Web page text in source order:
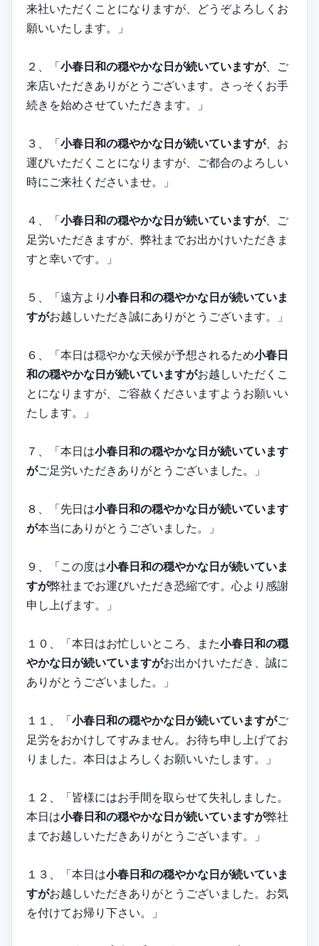
来社いただくことになりますが、どうぞよろしくお
願いいたします。」
２、「小春日和の穏やかな日が続いていますが、ご
来店いただきありがとうございます。さっそくお手
続きを始めさせていただきます。」
３、「小春日和の穏やかな日が続いていますが、お
運びいただくことになりますが、ご都合のよろしい
時にご来社くださいませ。」
４、「小春日和の穏やかな日が続いていますが、ご
足労いただきますが、弊社までお出かけいただきま
すと幸いです。」
５、「遠方より 小春日和の穏やかな日が続いていま
すがお越しいただき誠にありがとうございます。」
６、「本日は穏やかな天候が予想されるため小春日
和の穏やかな日が続いていますがお越しいただくこ
とになりますが、ご容赦くださいますようお願いい
たします。」
７、「本日は小春日和の穏やかな日が続いています
がご足労いただきありがとうございました。」
８、「先日は小春日和の穏やかな日が続いています
が本当にありがとうございました。」
９、「この度は小春日和の穏やかな日が続いていま
すが弊社までお運びいただき恐縮です。心より感謝
申し上げます。」
１０、「本日はお忙しいところ、また小春日和の穏
やかな日が続いていますがお出かけいただき、誠に
ありがとうございました。」
１１、「小春日和の穏やかな日が続いていますがご
足労をおかけしてすみません。お待ち申し上げてお
りました。本日はよろしくお願いいたします。」
１２、「皆様にはお手間を取らせて失礼しました。
本日は小春日和の穏やかな日が続いていますが弊社
までお越しいただきありがとうございます。」
１３、「本日は小春日和の穏やかな日が続いていま
すがお越しいただきありがとうございました。お気
を付けてお帰り下さい。」